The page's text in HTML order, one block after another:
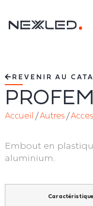
REVENIR AU
Accueil /Autres /
Embout en
aluminium.